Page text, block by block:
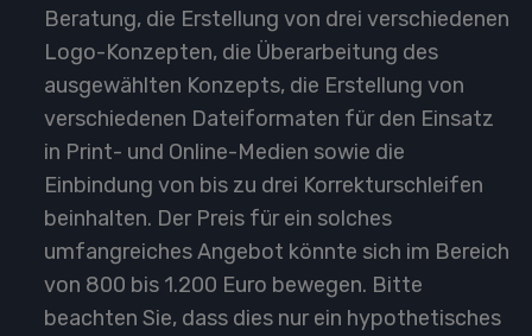
Beratung, die Erstellung von drei verschiedenen
Logo-Konzepten, die Überarbeitung des
ausgewählten Konzepts, die Erstellung von
verschiedenen Dateiformaten für den Einsatz
in Print- und Online-Medien sowie die
Einbindung von bis zu drei Korrekturschleifen
beinhalten. Der Preis für ein solches
umfangreiches Angebot könnte sich im Bereich
von 800 bis 1.200 Euro bewegen. Bitte
beachten Sie, dass dies nur ein hypothetisches